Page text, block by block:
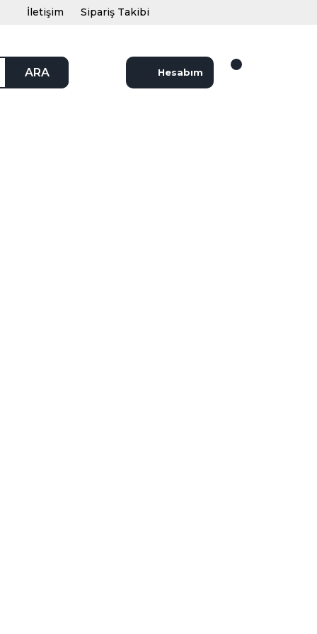
İletişim Sipariş Takibi
ARA Hesabım